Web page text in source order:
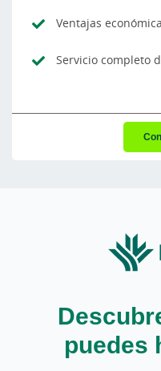
Ventajas
Servicio completo
puedes